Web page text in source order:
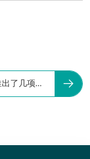
了几项举